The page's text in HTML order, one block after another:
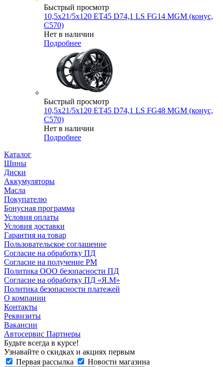
Быстрый просмотр
10,5x21/5x120 ET45 D74,1 LS FG14 MGM (конус,
C570)
Нет в наличии
Подробнее
Быстрый просмотр
10,5x21/5x120 ET45 D74,1 LS FG48 MGM (конус,
C570)
Нет в наличии
Подробнее
Каталог
Шины
Диски
Аккумуляторы
Масла
Покупателю
Бонусная программа
Условия оплаты
Условия доставки
Гарантия на товар
Пользовательское соглашение
Согласие на обработку ПД
Согласие на получение РМ
Политика ООО безопасности ПД
Согласие на обработку ПД «Я.М»
Политика безопасности платежей
О компании
Контакты
Реквизиты
Вакансии
Автосервис Партнеры
Будьте всегда в курсе!
Узнавайте о скидках и акциях первым
Первая рассылка
Новости магазина